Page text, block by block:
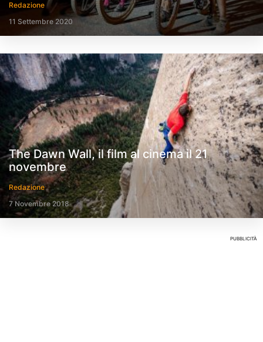
Redazione
11 Settembre 2020
The Dawn Wall, il film al cinema il 21
novembre
Redazione
7 Novembre 2018
PUBBLICITÀ